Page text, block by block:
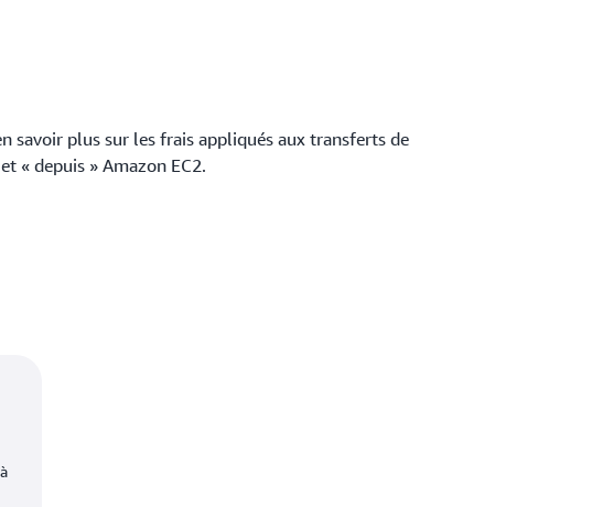
savoir plus sur les frais appliqués aux transferts de
« depuis » Amazon EC2.